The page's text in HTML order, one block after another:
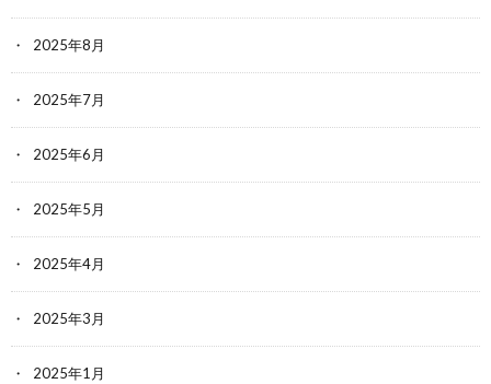
2025年8月
2025年7月
2025年6月
2025年5月
2025年4月
2025年3月
2025年1月